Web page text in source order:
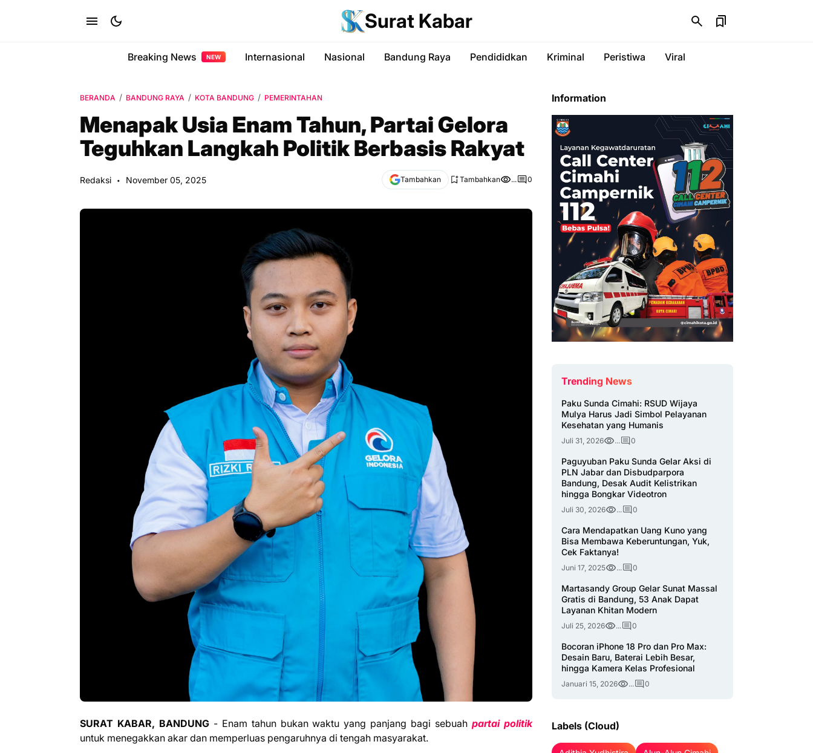
Surat Kabar
Breaking News NEW Internasional Nasional Bandung Raya Pendididkan Kriminal Peristiwa Viral
BERANDA BANDUNG RAYA KOTA BANDUNG PEMERINTAHAN
Menapak Usia Enam Tahun, Partai Gelora
Teguhkan Langkah Politik Berbasis Rakyat
Redaksi November 05, 2025 Tambahkan Tambahkan ... 0
SURAT KABAR, BANDUNG- Enam tahun bukan waktu yang panjang bagi sebuahpartai politik
untuk menegakkan akar dan memperluas pengaruhnya di tengah masyarakat.
Information
Trending News
Paku Sunda Cimahi: RSUD Wijaya
Mulya Harus Jadi Simbol Pelayanan
Kesehatan yang Humanis
Juli 31, 2026 ... 0
Paguyuban Paku Sunda Gelar Aksi di
PLN Jabar dan Disbudparpora
Bandung, Desak Audit Kelistrikan
hingga Bongkar Videotron
Juli 30, 2026 ... 0
Cara Mendapatkan Uang Kuno yang
Bisa Membawa Keberuntungan, Yuk,
Cek Faktanya!
Juni 17, 2025 ... 0
Martasandy Group Gelar Sunat Massal
Gratis di Bandung, 53 Anak Dapat
Layanan Khitan Modern
Juli 25, 2026 ... 0
Bocoran iPhone 18 Pro dan Pro Max:
Desain Baru, Baterai Lebih Besar,
hingga Kamera Kelas Profesional
Januari 15, 2026 ... 0
Labels (Cloud)